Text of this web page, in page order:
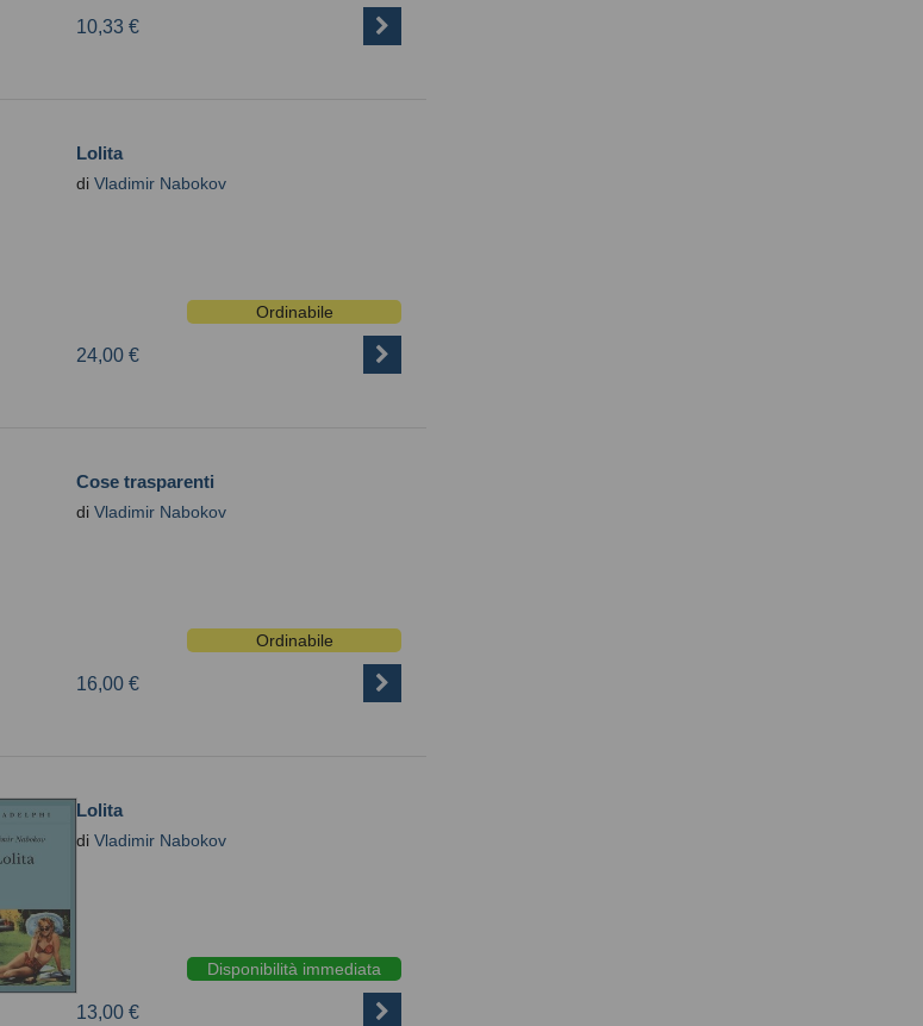
10,33 €
Lolita
di Vladimir Nabokov
Ordinabile
24,00 €
Cose trasparenti
di Vladimir Nabokov
Ordinabile
16,00 €
Lolita
di Vladimir Nabokov
Disponibilità immediata
13,00 €